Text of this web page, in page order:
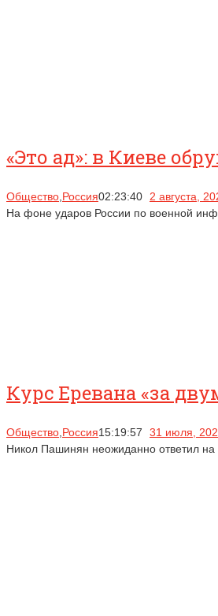
«Это ад»: в Киеве
Общество,Россия02:23:40 2 августа,
На фоне ударов России по военной
Курс Еревана «за
Общество,Россия15:19:57 31 июля,
Никол Пашинян неожиданно ответил